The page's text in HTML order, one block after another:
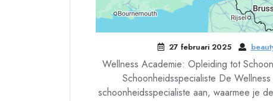
27 februari 2025
Wellness Academie: Opleiding tot
Schoonheidsspecialiste De
schoonheidsspecialiste aan, waarmee je